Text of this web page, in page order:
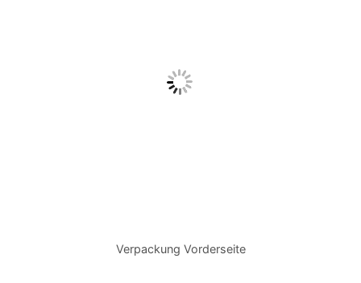
Verpackung Vorderseite